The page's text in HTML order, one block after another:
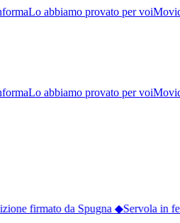
Lo abbiamo provato per voi
Lo abbiamo provato per voi
firmato da Spugna◆ Servola in